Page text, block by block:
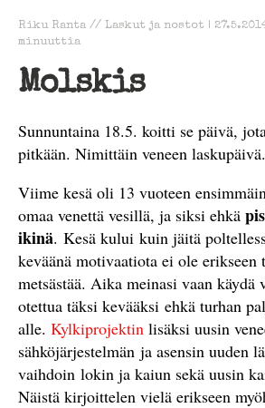
Riku Ranta // Laskut ja nostot |
minuuttia
Molskis
Sunnuntaina 18.5. koitti se päivä,
pitkään. Nimittäin veneen laskupäivä.
Viime kesä oli 13 vuoteen
omaa venettä vesillä, ja siksi ehkä
ikinä. Kesä kului kuin jäitä
keväänä motivaatiota ei ole erikseen
metsästää. Aika meinasi vaan
otettua täksi kevääksi ehkä turhan
alle. Kylkiprojektin lisäksi uusin
sähköjärjestelmän ja asensin uuden
vaihdoin lokin ja kaiun sekä uusin
Näistä kirjoittelen vielä erikseen